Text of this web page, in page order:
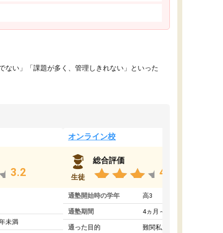
ない」「課題が多く、管理しきれない」といった
3.2
未満
オンライン校
生徒
総合評価
4.4
通塾開始時の学年 高3
通塾期間 4ヵ月～1年未満
通った目的 難関私立受験対策